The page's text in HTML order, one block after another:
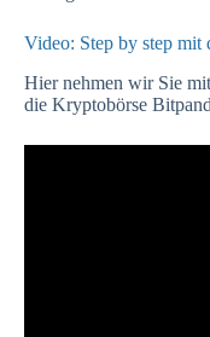
Video: Step by step
Hier nehmen wir Sie
die Kryptobörse